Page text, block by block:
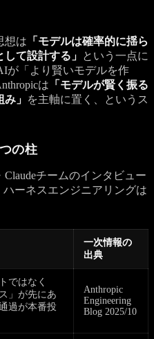
想は 「モデルは確率的に揺ら
て設計する」 という一点に
が「より賢いモデルを作
は 「モデルが賢く振る
」 を主軸に置く、というス
の柱
チームのインタビュー
ハーネスエンジニアリングは
一次情報の
出典
ではなく
」が先にあ
過が本番投
Anthropic
Engineering
Blog 2025/10